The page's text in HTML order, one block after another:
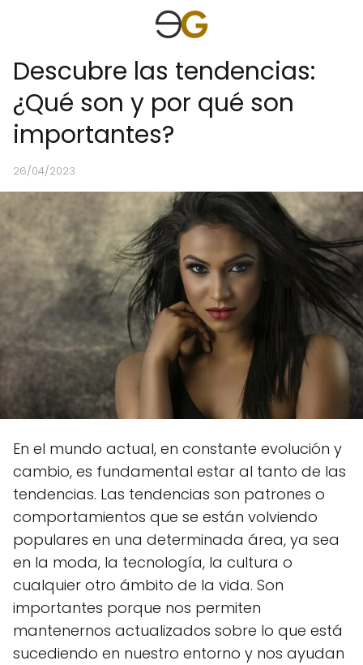
Descubre las tendencias:
¿Qué son y por qué son
importantes?
26/04/2023
En el mundo actual, en constante evolución y
cambio, es fundamental estar al tanto de las
tendencias. Las tendencias son patrones o
comportamientos que se están volviendo
populares en una determinada área, ya sea
en la moda, la tecnología, la cultura o
cualquier otro ámbito de la vida. Son
importantes porque nos permiten
mantenernos actualizados sobre lo que está
sucediendo en nuestro entorno y nos ayudan